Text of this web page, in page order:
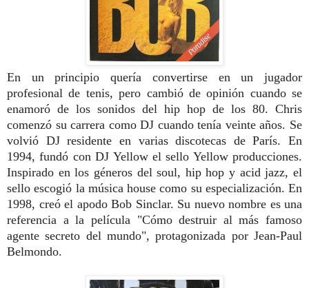
En un principio quería convertirse en un jugador
profesional de tenis, pero cambió de opinión cuando se
enamoró de los sonidos del hip hop de los 80. Chris
comenzó su carrera como DJ cuando tenía veinte años. Se
volvió DJ residente en varias discotecas de París. En
1994, fundó con DJ Yellow el sello Yellow producciones.
Inspirado en los géneros del soul, hip hop y acid jazz, el
sello escogió la música house como su especialización. En
1998, creó el apodo Bob Sinclar. Su nuevo nombre es una
referencia a la película "Cómo destruir al más famoso
agente secreto del mundo", protagonizada por Jean-Paul
Belmondo.